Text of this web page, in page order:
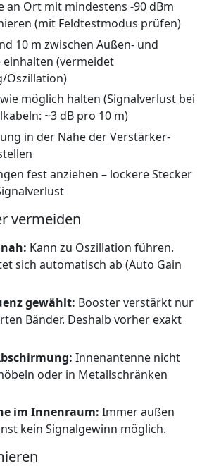
an Ort mit mindestens -90 dBm
(mit Feldtestmodus prüfen)
10 m zwischen Außen- und
(vermeidet
Oszillation)
möglich halten (Signalverlust bei
~3 dB pro 10 m)
in der Nähe der Verstärker-
fest anziehen – lockere Stecker
vermeiden
Kann zu Oszillation führen.
sich automatisch ab (Auto Gain
gewählt: Booster verstärkt nur
Bänder. Deshalb vorher exakt
Innenantenne nicht
oder in Metallschränken
im Innenraum: Immer außen
kein Signalgewinn möglich.